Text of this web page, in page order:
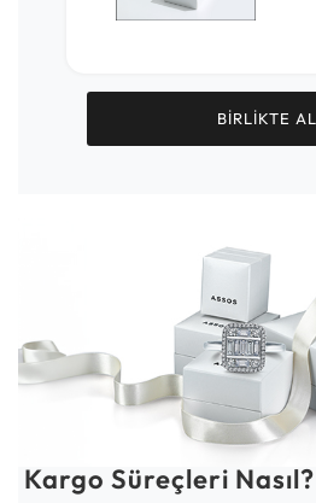
BİRLİKTE AL
Kargo Süreçleri Nasıl?